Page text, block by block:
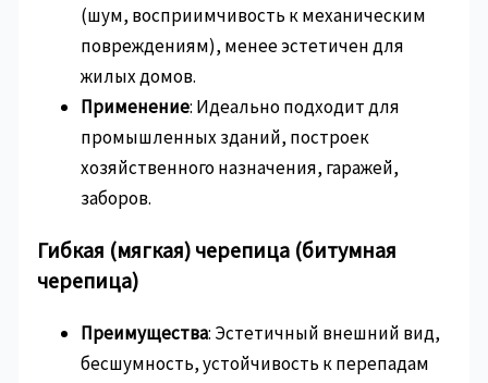
(шум, восприимчивость к механическим
повреждениям), менее эстетичен для
жилых домов.
Применение: Идеально подходит для
промышленных зданий, построек
хозяйственного назначения, гаражей,
заборов.
Гибкая (мягкая) черепица (битумная
черепица)
Преимущества: Эстетичный внешний вид,
бесшумность, устойчивость к перепадам